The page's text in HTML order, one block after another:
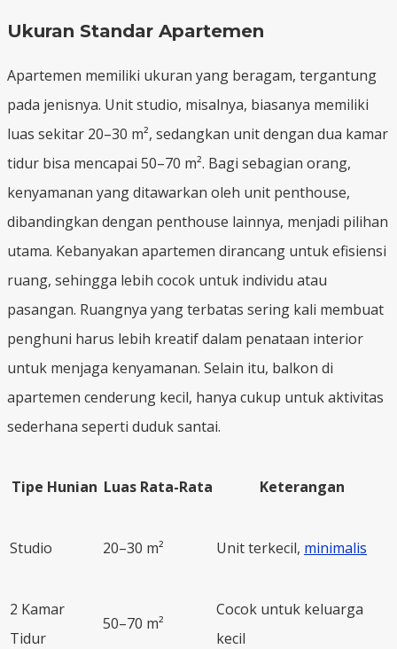
Ukuran Standar Apartemen
Apartemen memiliki ukuran yang beragam, tergantung
pada jenisnya. Unit studio, misalnya, biasanya memiliki
luas sekitar 20–30 m², sedangkan unit dengan dua kamar
tidur bisa mencapai 50–70 m². Bagi sebagian orang,
kenyamanan yang ditawarkan oleh unit penthouse,
dibandingkan dengan penthouse lainnya, menjadi pilihan
utama. Kebanyakan apartemen dirancang untuk efisiensi
ruang, sehingga lebih cocok untuk individu atau
pasangan. Ruangnya yang terbatas sering kali membuat
penghuni harus lebih kreatif dalam penataan interior
untuk menjaga kenyamanan. Selain itu, balkon di
apartemen cenderung kecil, hanya cukup untuk aktivitas
sederhana seperti duduk santai.
Tipe Hunian Luas Rata-Rata Keterangan
Studio 20–30 m² Unit terkecil, minimalis
2 Kamar
Tidur
50–70 m²
Cocok untuk keluarga
kecil